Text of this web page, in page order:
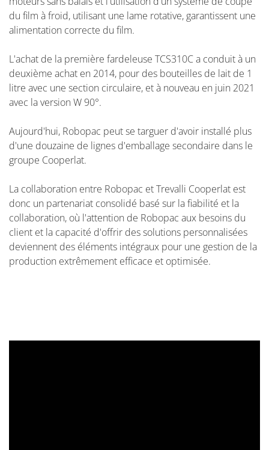
du film à froid, utilisant une lame rotative, garantissent une
alimentation correcte du film.
L'achat de la première fardeleuse TCS310C a conduit à un
deuxième achat en 2014, pour des bouteilles de lait de 1
litre avec une section circulaire, et à nouveau en juin 2021
avec la version W 90°.
Aujourd'hui, Robopac peut se targuer d'avoir installé plus
d'une douzaine de lignes d'emballage secondaire dans le
groupe Cooperlat.
La collaboration entre Robopac et Trevalli Cooperlat est
donc un partenariat consolidé basé sur la fiabilité et la
collaboration, où l'attention de Robopac aux besoins du
client et la capacité d'offrir des solutions personnalisées
deviennent des éléments intégraux pour une gestion de la
production extrêmement efficace et optimisée.